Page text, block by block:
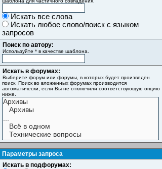
Искать все слова
Искать любое слово/поиск с языком
запросов
Поиск по автору:
Используйте * в качестве шаблона.
Искать в форумах:
Выберите форум или форумы, в которых будет произведен
поиск. Поиск во вложенных форумах производится
автоматически, если Вы не отключили соответствующую опцию
ниже.
Параметры запроса
Искать в подфорумах: